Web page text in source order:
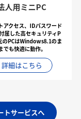
人用ミニPC
アクセス、IDパスワード
属した高セキュリティP
のPCはWindows8.1のま
でも快適に動作。
詳細はこちら
トサービスへ